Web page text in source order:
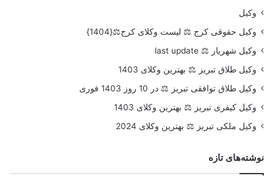
وکیل
وکیل حقوقی کرج ⚖️ لیست وکلای کرج⚖️{1404}
وکیل شهریار ⚖️ last update
وکیل طلاق تبریز ⚖️ بهترین وکلای 1403
وکیل طلاق توافقی تبریز ⚖️ در 10 روز 1403 فوری
وکیل کیفری تبریز ⚖️ بهترین وکلای 1403
وکیل ملکی تبریز ⚖️ بهترین وکلای 2024
نوشته‌های تازه